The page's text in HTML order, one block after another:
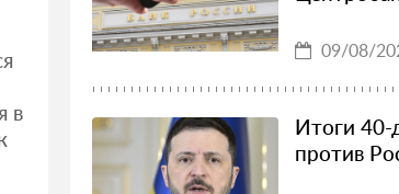
в
09/08/
Итоги 40-
против